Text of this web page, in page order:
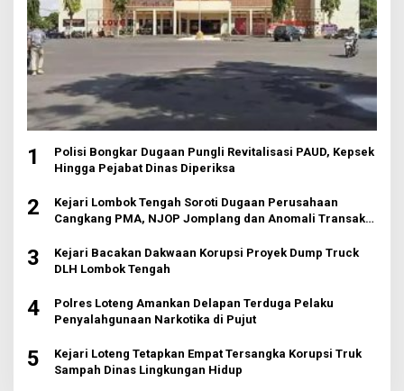
1
Polisi Bongkar Dugaan Pungli Revitalisasi PAUD, Kepsek
Hingga Pejabat Dinas Diperiksa
2
Kejari Lombok Tengah Soroti Dugaan Perusahaan
Cangkang PMA, NJOP Jomplang dan Anomali Transaksi
3
Kejari Bacakan Dakwaan Korupsi Proyek Dump Truck
DLH Lombok Tengah
4
Polres Loteng Amankan Delapan Terduga Pelaku
Penyalahgunaan Narkotika di Pujut
5
Kejari Loteng Tetapkan Empat Tersangka Korupsi Truk
Sampah Dinas Lingkungan Hidup